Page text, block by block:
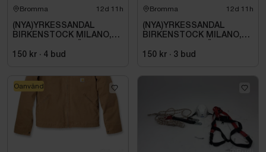
Bromma 12d 11h
(NYA)YRKESSANDAL
BIRKENSTOCK MILANO,
SVART. STL 42
150 kr · 4 bud
Bromma 12d 11h
(NYA)YRKESSANDAL
BIRKENSTOCK MILANO,
SVART. STL 42
150 kr · 3 bud
Oanvänd